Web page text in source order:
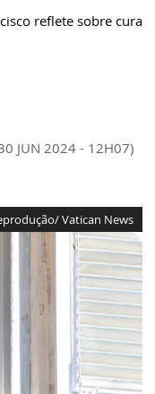
reflete sobre cura
JUN 2024 - 12H07)
Vatican News